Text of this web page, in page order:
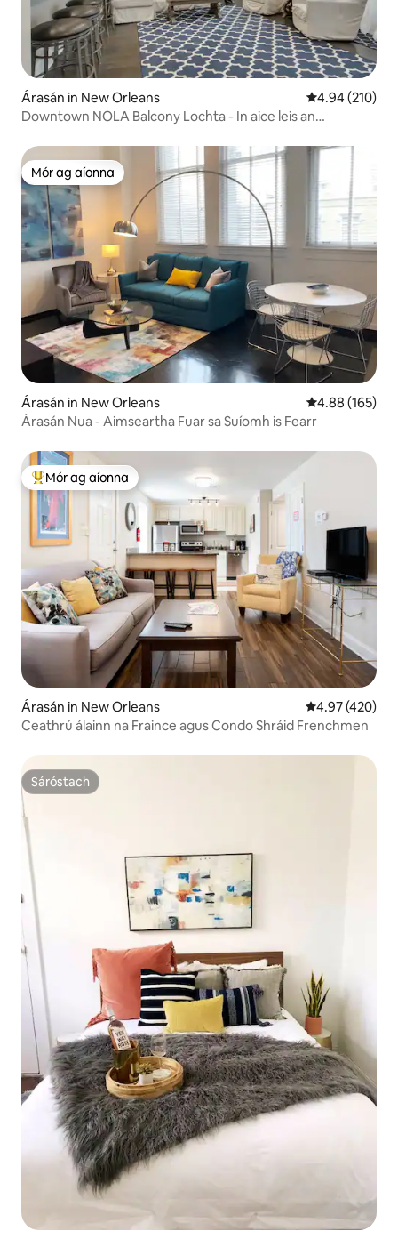
Árasán in New Orleans Meánrátáil
4.94 (210)
Downtown NOLA Balcony Lochta - In aice leis an
Mór ag aíonna
Mór ag aíonna
Árasán in New Orleans Meánrátáil
4.88 (165)
Árasán Nua - Aimseartha Fuar sa Suíomh is Fearr
An-mhór ag aíonna
Mór ag aíonna
Árasán in New Orleans Meánrátáil
4.97 (420)
Ceathrú álainn na Fraince agus Condo Shráid Frenchmen
Sáróstach
Sáróstach